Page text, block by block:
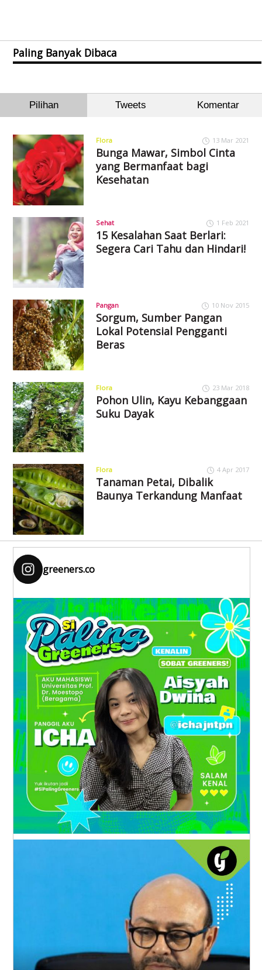
Paling Banyak Dibaca
Pilihan Tweets Komentar
Flora 13 Mar 2021
Bunga Mawar, Simbol Cinta
yang Bermanfaat bagi
Kesehatan
Sehat 1 Feb 2021
15 Kesalahan Saat Berlari:
Segera Cari Tahu dan Hindari!
Pangan 10 Nov 2015
Sorgum, Sumber Pangan
Lokal Potensial Pengganti
Beras
Flora 23 Mar 2018
Pohon Ulin, Kayu Kebanggaan
Suku Dayak
Flora 4 Apr 2017
Tanaman Petai, Dibalik
Baunya Terkandung Manfaat
greeners.co